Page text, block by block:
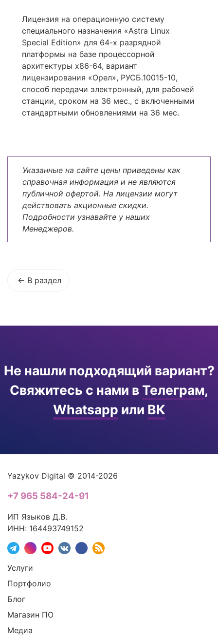
Лицензия на операционную систему
специального назначения «Astra Linux
Special Edition» для 64-х разрядной
платформы на базе процессорной
архитектуры х86-64, вариант
лицензирования «Орел», РУСБ.10015-10,
способ передачи электронный, для рабочей
станции, сроком на 36 мес., с включенными
стандартными обновлениями на 36 мес.
Указанные на сайте цены приведены как
справочная информация и не являются
публичной офертой. На лицензии могут
действовать акционные скидки.
Подробности узнавайте у наших
Менеджеров.
В раздел
Не нашли подходящий вариант?
Свяжитесь с нами в Телеграм,
Whatsapp или ВК
Yazykov Digital © 2014-2026
+7 965 584-24-91
ИП Языков Д.В.
ИНН: 164493749152
Услуги
Портфолио
Блог
Магазин ПО
Медиа